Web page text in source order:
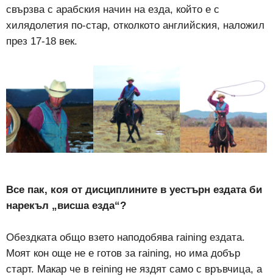
свързва с арабския начин на езда, който е с
хилядолетия по-стар, отколкото английския, наложил
през 17-18 век.
Все пак, коя от дисциплините в уестърн ездата би
нарекъл „висша езда“?
Обездката общо взето наподобява raining ездата.
Моят кон още не е готов за raining, но има добър
старт. Макар че в reining не яздят само с връвчица, а